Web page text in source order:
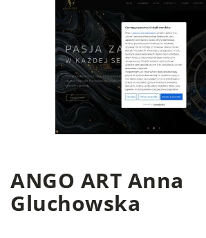
ANGO ART Anna
Gluchowska